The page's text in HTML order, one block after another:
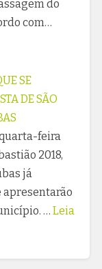
do
com…
SE
DE SÃO
feira
2018,
já
apresentarão
… Leia